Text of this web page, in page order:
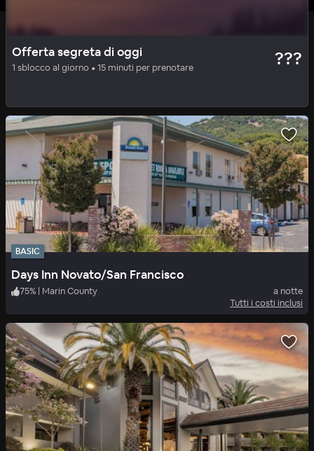
SOLID
Hotel Zephyr San Francisco
Offerta segreta di oggi
1 sblocco al giorno • 15 minuti per prenotare ???
BASIC
Days Inn Novato/San Francisco
75% | Marin County
a notte
Tutti i costi inclusi